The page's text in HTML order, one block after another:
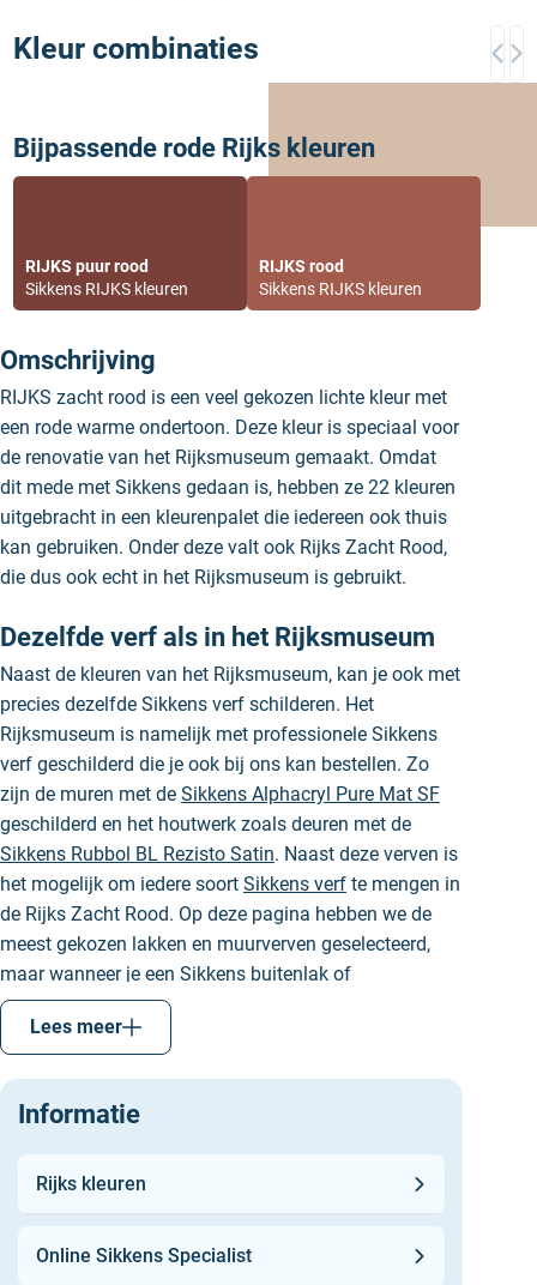
Kleur combinaties
Bijpassende rode Rijks kleuren
RIJKS puur rood
Sikkens RIJKS kleuren
RIJKS rood
Sikkens RIJKS kleuren
Omschrijving
RIJKS zacht rood is een veel gekozen lichte kleur met
een rode warme ondertoon. Deze kleur is speciaal voor
de renovatie van het Rijksmuseum gemaakt. Omdat
dit mede met Sikkens gedaan is, hebben ze 22 kleuren
uitgebracht in een kleurenpalet die iedereen ook thuis
kan gebruiken. Onder deze valt ook Rijks Zacht Rood,
die dus ook echt in het Rijksmuseum is gebruikt.
Dezelfde verf als in het Rijksmuseum
Naast de kleuren van het Rijksmuseum, kan je ook met
precies dezelfde Sikkens verf schilderen. Het
Rijksmuseum is namelijk met professionele Sikkens
verf geschilderd die je ook bij ons kan bestellen. Zo
zijn de muren met de Sikkens Alphacryl Pure Mat SF
geschilderd en het houtwerk zoals deuren met de
Sikkens Rubbol BL Rezisto Satin. Naast deze verven is
het mogelijk om iedere soort Sikkens verf te mengen in
de Rijks Zacht Rood. Op deze pagina hebben we de
meest gekozen lakken en muurverven geselecteerd,
maar wanneer je een Sikkens buitenlak of
buitenmuurverfwilt gebruiken is dat ook gewoon
mogelijk.
Rijks Zacht Rood combineren
wittint is Ral 9016 of 100% wit. Wanneer je in de Rijks
sferen wilt blijven, dan kan je deze perfect combineren
metRijks RoodenRijks Puur Rood
. Deze rode tinten
Lees meer
Informatie
Rijks kleuren
Online Sikkens Specialist